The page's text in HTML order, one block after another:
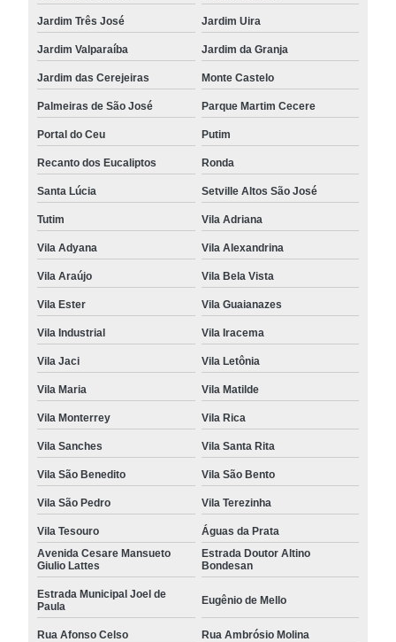
Jardim Três José Jardim Uira
Jardim Valparaíba Jardim da Granja
Jardim das Cerejeiras Monte Castelo
Palmeiras de São José Parque Martim Cecere
Portal do Ceu Putim
Recanto dos Eucaliptos Ronda
Santa Lúcia Setville Altos São José
Tutim Vila Adriana
Vila Adyana Vila Alexandrina
Vila Araújo Vila Bela Vista
Vila Ester Vila Guaianazes
Vila Industrial Vila Iracema
Vila Jaci Vila Letônia
Vila Maria Vila Matilde
Vila Monterrey Vila Rica
Vila Sanches Vila Santa Rita
Vila São Benedito Vila São Bento
Vila São Pedro Vila Terezinha
Vila Tesouro
Águas da Prata
Avenida Cesare Mansueto
Giulio Lattes
Estrada Doutor Altino
Bondesan
Estrada Municipal Joel de
Paula
Eugênio de Mello
Rua Afonso Celso Rua Ambrósio Molina